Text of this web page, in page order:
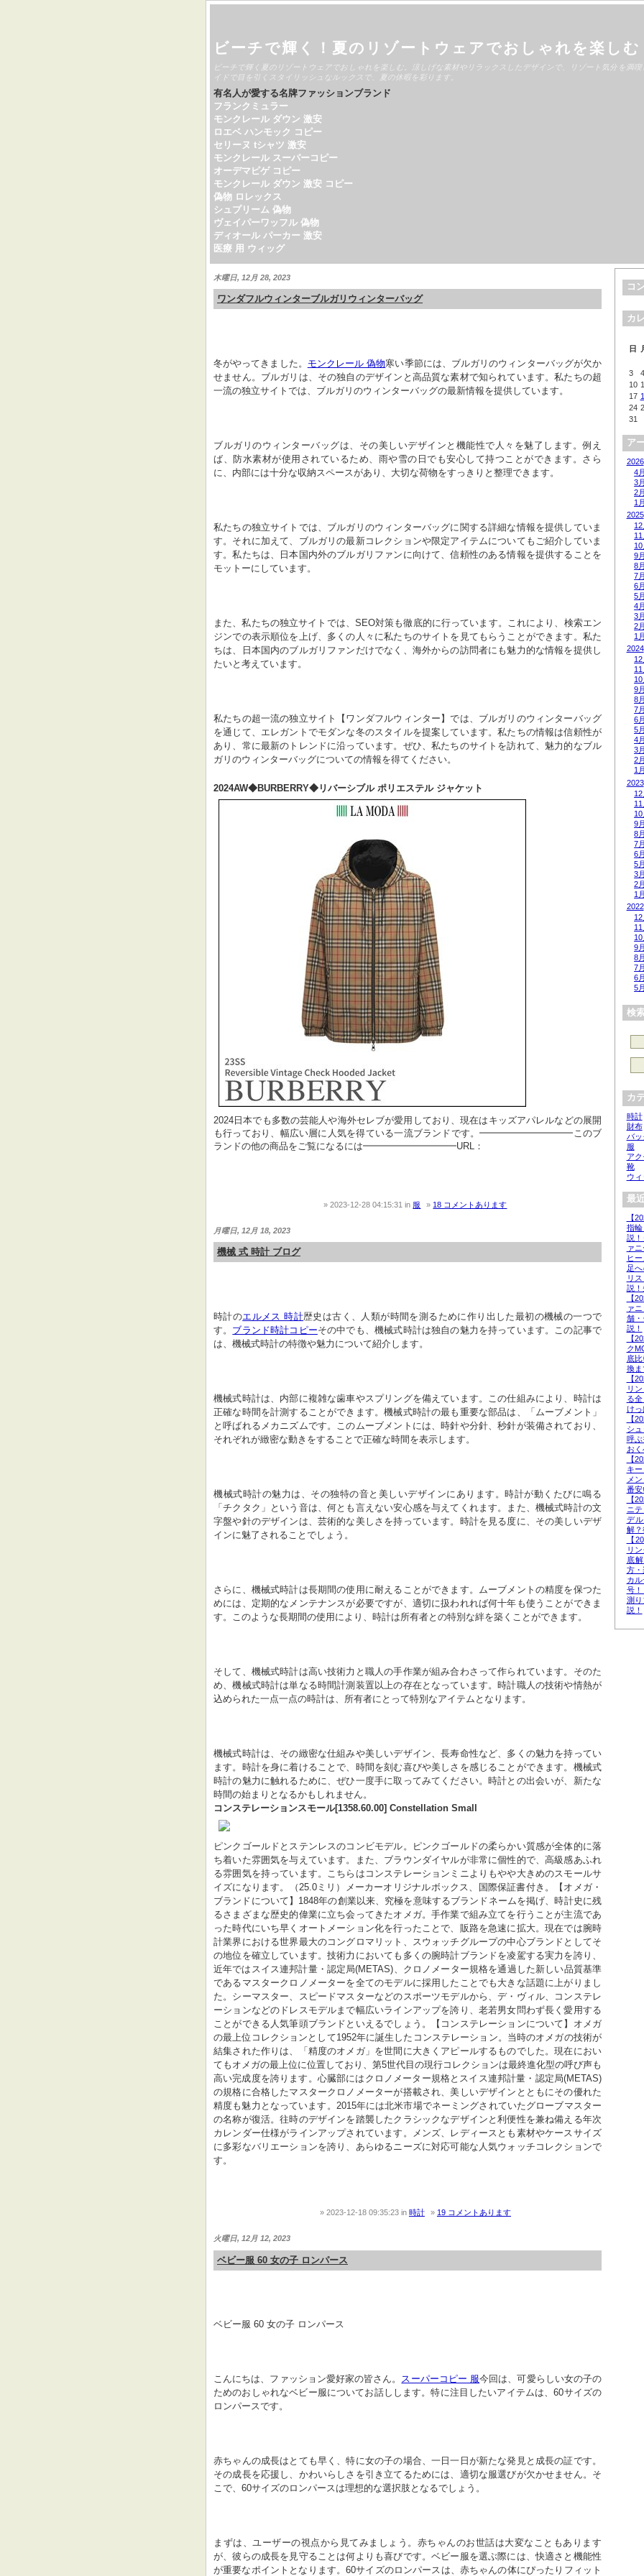
ビーチで輝く！夏のリゾートウェアでおしゃれを楽しむ
ビーチで輝く夏のリゾートウェアでおしゃれを楽しむ。涼しげな素材やリラックスしたデザインで、リゾート気分を満
イドで目を引くスタイリッシュなルックスで、夏の休暇を彩ります。
有名人が愛する名牌ファッションブランド
フランクミュラー
モンクレール ダウン 激安
ロエベ ハンモック コピー
セリーヌ tシャツ 激安
モンクレール スーパーコピー
オーデマピゲ コピー
モンクレール ダウン 激安 コピー
偽物 ロレックス
シュプリーム 偽物
ヴェイパーワッフル 偽物
ディオール パーカー 激安
医療 用 ウィッグ
木曜日, 12月 28, 2023
ワンダフルウィンターブルガリウィンターバッグ
冬がやってきました。 モンクレール 偽物寒い季節には、ブルガリのウィンターバッグが欠か
せません。ブルガリは、その独自のデザインと高品質な素材で知られています。私たちの超
一流の独立サイトでは、ブルガリのウィンターバッグの最新情報を提供しています。
ブルガリのウィンターバッグは、その美しいデザインと機能性で人々を魅了します。例え
ば、防水素材が使用されているため、雨や雪の日でも安心して持つことができます。さら
に、内部には十分な収納スペースがあり、大切な荷物をすっきりと整理できます。
私たちの独立サイトでは、ブルガリのウィンターバッグに関する詳細な情報を提供していま
す。それに加えて、ブルガリの最新コレクションや限定アイテムについてもご紹介していま
す。私たちは、日本国内外のブルガリファンに向けて、信頼性のある情報を提供することを
モットーにしています。
また、私たちの独立サイトでは、SEO対策も徹底的に行っています。これにより、検索エン
ジンでの表示順位を上げ、多くの人々に私たちのサイトを見てもらうことができます。私た
ちは、日本国内のブルガリファンだけでなく、海外からの訪問者にも魅力的な情報を提供し
たいと考えています。
私たちの超一流の独立サイト【ワンダフルウィンター】では、ブルガリのウィンターバッグ
を通じて、エレガントでモダンな冬のスタイルを提案しています。私たちの情報は信頼性が
あり、常に最新のトレンドに沿っています。ぜひ、私たちのサイトを訪れて、魅力的なブル
ガリのウィンターバッグについての情報を得てください。
2024AW◆BURBERRY◆リバーシブル ポリエステル ジャケット
2024日本でも多数の芸能人や海外セレブが愛用しており、現在はキッズアパレルなどの展開
も行っており、幅広い層に人気を得ている一流ブランドです。━━━━━━━━━━このブ
ランドの他の商品をご覧になるには━━━━━━━━━━URL：
2023-12-28 04:15:31in 服 18 コメントあります
月曜日, 12月 18, 2023
機械 式 時計 ブログ
時計のエルメス 時計歴史は古く、人類が時間を測るために作り出した最初の機械の一つで
す。 ブランド時計コピーその中でも、機械式時計は独自の魅力を持っています。この記事で
は、機械式時計の特徴や魅力について紹介します。
機械式時計は、内部に複雑な歯車やスプリングを備えています。この仕組みにより、時計は
正確な時間を計測することができます。機械式時計の最も重要な部品は、「ムーブメント」
と呼ばれるメカニズムです。このムーブメントには、時針や分針、秒針が装備されており、
それぞれが緻密な動きをすることで正確な時間を表示します。
機械式時計の魅力は、その独特の音と美しいデザインにあります。時計が動くたびに鳴る
「チクタク」という音は、何とも言えない安心感を与えてくれます。また、機械式時計の文
字盤や針のデザインは、芸術的な美しさを持っています。時計を見る度に、その美しいデザ
インに魅了されることでしょう。
さらに、機械式時計は長期間の使用に耐えることができます。ムーブメントの精度を保つた
めには、定期的なメンテナンスが必要ですが、適切に扱われれば何十年も使うことができま
す。このような長期間の使用により、時計は所有者との特別な絆を築くことができます。
そして、機械式時計は高い技術力と職人の手作業が組み合わさって作られています。そのた
め、機械式時計は単なる時間計測装置以上の存在となっています。時計職人の技術や情熱が
込められた一点一点の時計は、所有者にとって特別なアイテムとなります。
機械式時計は、その緻密な仕組みや美しいデザイン、長寿命性など、多くの魅力を持ってい
ます。時計を身に着けることで、時間を刻む喜びや美しさを感じることができます。機械式
時計の魅力に触れるために、ぜひ一度手に取ってみてください。時計との出会いが、新たな
時間の始まりとなるかもしれません。
コンステレーションスモール[1358.60.00] Constellation Small
ピンクゴールドとステンレスのコンビモデル。ピンクゴールドの柔らかい質感が全体的に落
ち着いた雰囲気を与えています。また、ブラウンダイヤルが非常に個性的で、高級感あふれ
る雰囲気を持っています。こちらはコンステレーションミニよりもやや大きめのスモールサ
イズになります。（25.0ミリ）メーカーオリジナルボックス、国際保証書付き。【オメガ・
ブランドについて】1848年の創業以来、究極を意味するブランドネームを掲げ、時計史に残
るさまざまな歴史的偉業に立ち会ってきたオメガ。手作業で組み立てを行うことが主流であ
った時代にいち早くオートメーション化を行ったことで、販路を急速に拡大。現在では腕時
計業界における世界最大のコングロマリット、スウォッチグループの中心ブランドとしてそ
の地位を確立しています。技術力においても多くの腕時計ブランドを凌駕する実力を誇り、
近年ではスイス連邦計量・認定局(METAS)、クロノメーター規格を通過した新しい品質基準
であるマスタークロノメーターを全てのモデルに採用したことでも大きな話題に上がりまし
た。シーマスター、スピードマスターなどのスポーツモデルから、デ・ヴィル、コンステレ
ーションなどのドレスモデルまで幅広いラインアップを誇り、老若男女問わず長く愛用する
ことができる人気筆頭ブランドといえるでしょう。【コンステレーションについて】オメガ
の最上位コレクションとして1952年に誕生したコンステレーション。当時のオメガの技術が
結集された作りは、「精度のオメガ」を世間に大きくアピールするものでした。現在におい
てもオメガの最上位に位置しており、第5世代目の現行コレクションは最終進化型の呼び声も
高い完成度を誇ります。心臓部にはクロノメーター規格とスイス連邦計量・認定局(METAS)
の規格に合格したマスタークロノメーターが搭載され、美しいデザインとともにその優れた
精度も魅力となっています。2015年には北米市場でネーミングされていたグローブマスター
の名称が復活。往時のデザインを踏襲したクラシックなデザインと利便性を兼ね備える年次
カレンダー仕様がラインアップされています。メンズ、レディースとも素材やケースサイズ
に多彩なバリエーションを誇り、あらゆるニーズに対応可能な人気ウォッチコレクションで
す。
2023-12-18 09:35:23 in 時計 19 コメントあります
火曜日, 12月 12, 2023
ベビー服 60 女の子 ロンパース
ベビー服 60 女の子 ロンパース
こんにちは、ファッション愛好家の皆さん。 スーパーコピー 服今回は、可愛らしい女の子の
ためのおしゃれなベビー服についてお話しします。特に注目したいアイテムは、60サイズの
ロンパースです。
赤ちゃんの成長はとても早く、特に女の子の場合、一日一日が新たな発見と成長の証です。
その成長を応援し、かわいらしさを引き立てるためには、適切な服選びが欠かせません。そ
こで、60サイズのロンパースは理想的な選択肢となるでしょう。
まずは、ユーザーの視点から見てみましょう。赤ちゃんのお世話は大変なこともあります
が、彼らの成長を見守ることは何よりも喜びです。ベビー服を選ぶ際には、快適さと機能性
が重要なポイントとなります。60サイズのロンパースは、赤ちゃんの体にぴったりフィット
コ
カ
日
3
4
10
17
24
31
ア
2026
4月
3月
2月
1月
2025
12
11
10
9月
8月
7月
6月
5月
4月
3月
2月
1月
2024
12
11
10
9月
8月
7月
6月
5月
4月
3月
2月
1月
2023
12
11
10
9月
8月
7月
6月
5月
3月
2月
1月
2022
12
11
10
9月
8月
7月
6月
5月
検
カ
時計
財布
バッ
服
ア
靴
ウ
最
【
指
説
ァ
ヒ
足
リ
説！
【
ァ
舗
説！
【
ク
底
換ま
【
リ
る
けっ
【
シ
呼
お
【
キ
メ
番安
【
ニ
デ
解？
【
リ
底
方・
カ
号
測
説！